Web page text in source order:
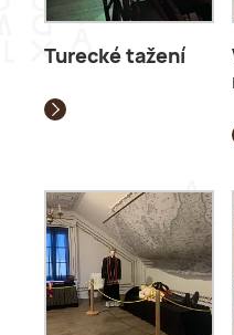
Turecké tažení